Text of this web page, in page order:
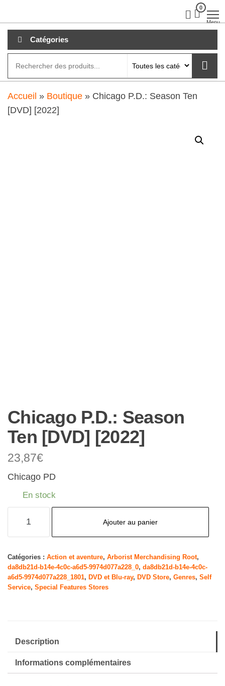
au
contenu
0
Menu
Catégories
Accueil » Boutique » Chicago P.D.: Season Ten
[DVD] [2022]
Chicago P.D.: Season
Ten [DVD] [2022]
23,87€
Chicago PD
En stock
P.D.:
Season
Ten
Ajouter au panier
Catégories : Action et aventure, Arborist Merchandising Root,
da8db21d-b14e-4c0c-a6d5-9974d077a228_0, da8db21d-b14e-4c0c-
a6d5-9974d077a228_1801, DVD et Blu-ray, DVD Store, Genres, Self
Service, Special Features Stores
Description
Informations complémentaires